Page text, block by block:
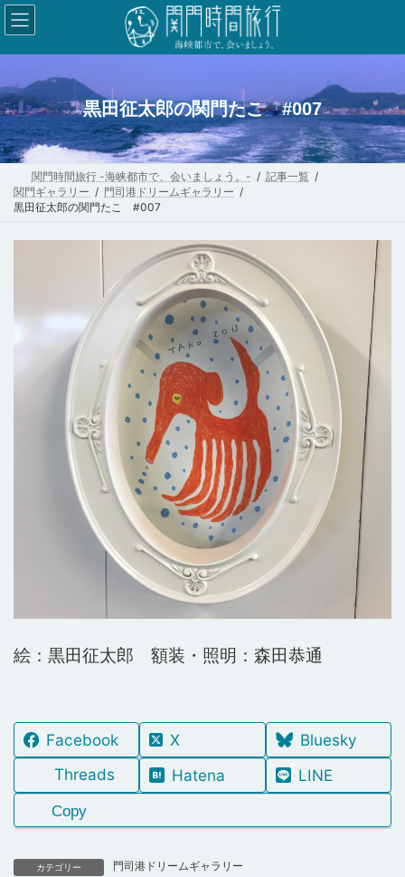
コ
ン
テ
ン
ツ
へ
ス
ッ
ナ
ビ
ゲ
ー
シ
ョ
ン
移
黒田征太郎の関門たこ #007
関門時間旅行 -海峡都市で、会いましょう。-
記事一覧
関門ギャラリー
門司港ドリームギャラリー
黒田征太郎の関門たこ #007
絵：黒田征太郎 額装・照明：森田恭通
Facebook X
Bluesky
Threads
Hatena LINE
Copy
カテゴリー 門司港ドリームギャラリー